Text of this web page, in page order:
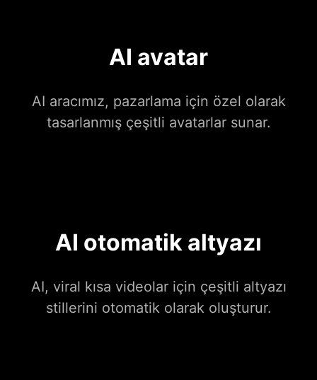
AI avatar
AI aracımız, pazarlama için özel olarak
tasarlanmış çeşitli avatarlar sunar.
AI otomatik altyazı
AI, viral kısa videolar için çeşitli altyazı
stillerini otomatik olarak oluşturur.